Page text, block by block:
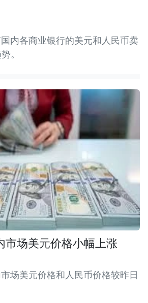
内各商业银行的美元和人民币卖
。
市场美元价格小幅上涨
场美元价格和人民币价格较昨日